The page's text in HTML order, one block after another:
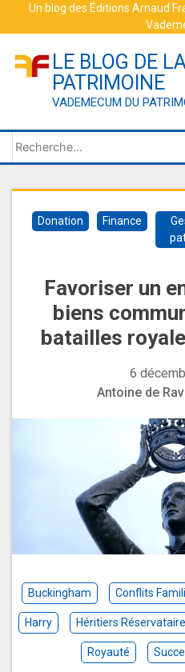
Un blog des Éditions Arnaud
LE BLOG DE
PATRIMOINE
VADEMECUM DU
Rechercher
Donation Finance
Favoriser un
biens
batailles
6
Antoine de
Buckingham Conflits
Harry Héritiers
Royauté